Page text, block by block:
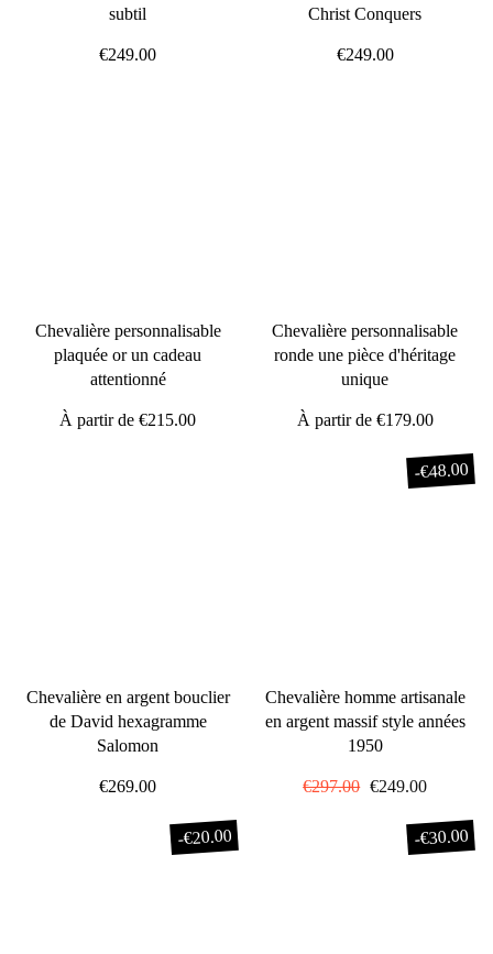
subtil
€249.00
Christ Conquers
€249.00
Chevalière personnalisable
plaquée or un cadeau
attentionné
À partir de€215.00
Chevalière personnalisable
ronde une pièce d'héritage
unique
À partir de €179.00
Chevalière en argent bouclier
de David hexagramme
Salomon
€269.00
-€48.00
Chevalière homme artisanale
en argent massif style années
1950
Prix
€297.00 Prix
€249.00
-€20.00 -€30.00